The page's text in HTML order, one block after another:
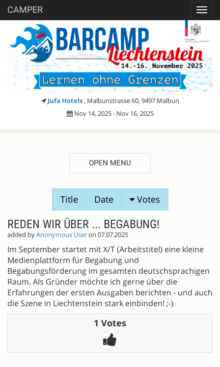
CAMPER
Jufa Hotels , Malbunstrasse 60, 9497 Malbun
Nov 14, 2025 - Nov 16, 2025
OPEN MENU
Title Date Votes
REDEN WIR ÜBER ... BEGABUNG!
added byAnonymous Useron 07.07.2025
Im September startet mit X/T (Arbeitstitel) eine kleine
Medienplattform für Begabung und
Begabungsförderung im gesamten deutschsprachigen
Raum. Als Gründer möchte ich gerne über die
Erfahrungen der ersten Ausgaben berichten - und auch
die Szene in Liechtenstein stark einbinden! ;-)
1 Votes